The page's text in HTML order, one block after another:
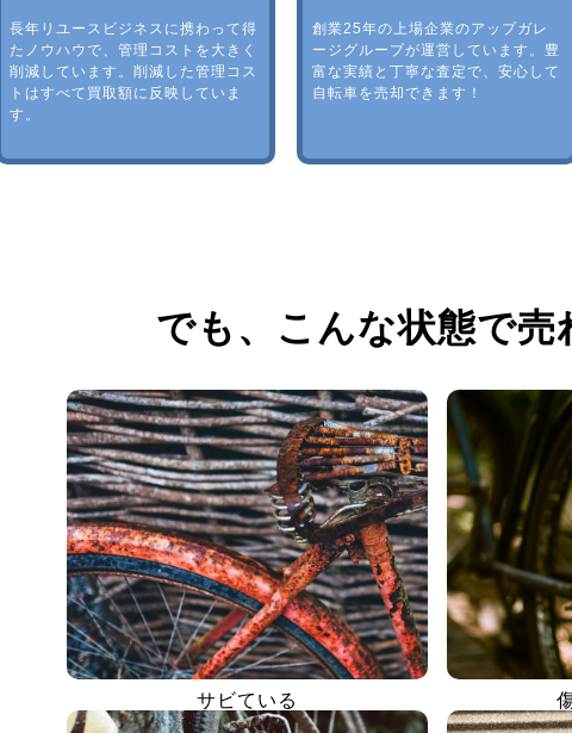
長年リユースビジネスに携わって得
たノウハウで、管理コストを大きく
削減しています。削減した管理コス
トはすべて買取額に反映していま
す。
創業25年の上場企業のアップガレ
ージグループが運営しています。豊
富な実績と丁寧な査定で、安心して
自転車を売却できます！
でも、 こんな状態で売
サビている